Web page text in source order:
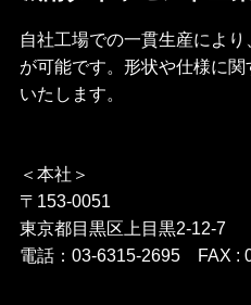
自社工場での一貫生産によ
が可能です。形状や仕様に
いたします。
＜本社＞
〒153-0051
東京都目黒区上目黒2-12-7
電話：03-6315-2695 FAX :